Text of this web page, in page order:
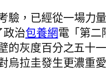
，已經從一場力
政治包養網電「第二
的灰度百分之五十
烏拉圭發生更濃重